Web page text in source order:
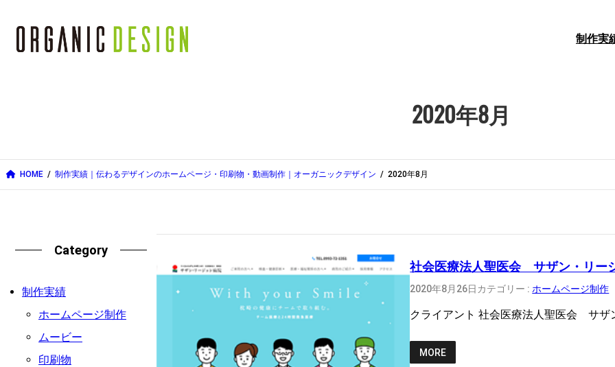
制作実
2020年8月
HOME 制作実績｜伝わるデザインのホームページ・印刷物・動画制作｜オーガニックデザイン 2020年8月
Category
制作実績
ホームページ制作
ムービー
印刷物
社会医療法人聖医会 サザン・リー
2020年8月26日 カテゴリー :ホームページ制作
クライアント 社会医療法人聖医会 サ
MORE